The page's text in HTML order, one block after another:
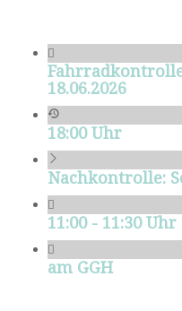
18.06.2026
18:00 Uhr
Nachkontrolle:
11:00 - 11:30 Uhr
am GGH